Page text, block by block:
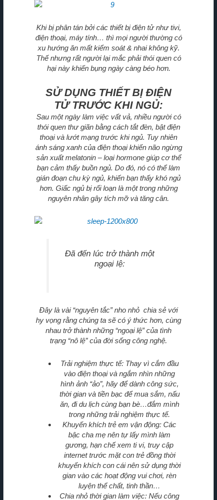
Khi bị phân tán bởi các thiết bị điện tử như tivi,
điện thoại, máy tính… thì mọi người thường có
xu hướng ăn mất kiểm soát & nhai không kỹ.
Thế nhưng rất người lại mắc phải thói quen có
hại này khiến bụng ngày càng béo hơn.
SỬ DỤNG THIẾT BỊ ĐIỆN
TỬ TRƯỚC KHI NGỦ:
Sau một ngày làm việc vất vả, nhiều người có
thói quen thư giãn bằng cách tắt đèn, bật điện
thoại và lướt mạng trước khi ngủ. Tuy nhiên
ánh sáng xanh của điện thoại khiến não ngừng
sản xuất melatonin – loại hormone giúp cơ thể
bạn cảm thấy buồn ngủ. Do đó, nó có thể làm
gián đoạn chu kỳ ngủ, khiến bạn thấy khó ngủ
hơn. Giấc ngủ bị rối loạn là một trong những
nguyên nhân gây tích mỡ và tăng cân.
Đã đến lúc trở thành một
ngoại lệ:
Đây là vài “nguyên tắc” nho nhỏ chia sẻ với
hy vọng rằng chúng ta sẽ có ý thức hơn, cùng
nhau trở thành những “ngoại lệ” của tình
trạng “nô lệ” của đời sống công nghệ.
Trải nghiệm thực tế: Thay vì cắm đầu
vào điện thoại và ngắm nhìn những
hình ảnh “ảo”, hãy để dành công sức,
thời gian và tiền bạc để mua sắm, nấu
ăn, đi du lịch cùng bạn bè…đắm mình
trong những trải nghiệm thực tế.
Khuyến khích trẻ em vận động: Các
bậc cha mẹ nên tự lấy mình làm
gương, hạn chế xem ti vi, truy cập
internet trước mặt con trẻ đồng thời
khuyến khích con cái nên sử dụng thời
gian vào các hoạt động vui chơi, rèn
luyện thể chất, tinh thần…
Chia nhỏ thời gian làm việc: Nếu công